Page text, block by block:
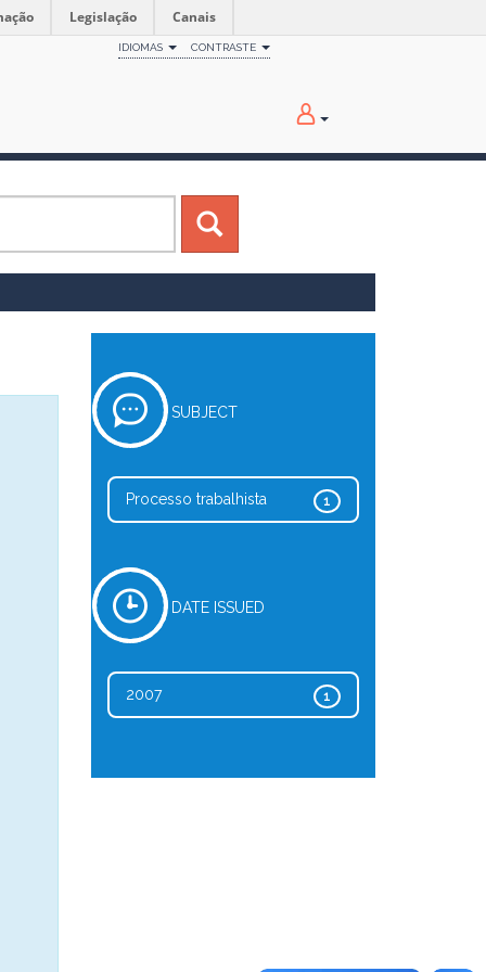
Legislação Canais
IDIOMAS CONTRASTE
SUBJECT
1
Processo trabalhista
DATE ISSUED
1
2007